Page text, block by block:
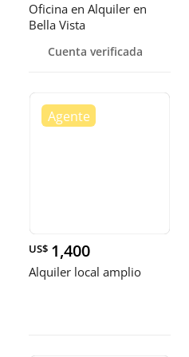
Oficina en Alquiler en
Bella Vista
Cuenta verificada
US$ 1,400
Alquiler local amplio